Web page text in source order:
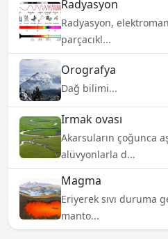
Radyasyon
Radyasyon,
parçacıkl...
Orografya
Dağ bilimi...
Irmak ovası
Akarsuların çoğunca
alüvyonlarla d...
Magma
Eriyerek sıvı duruma
manto...